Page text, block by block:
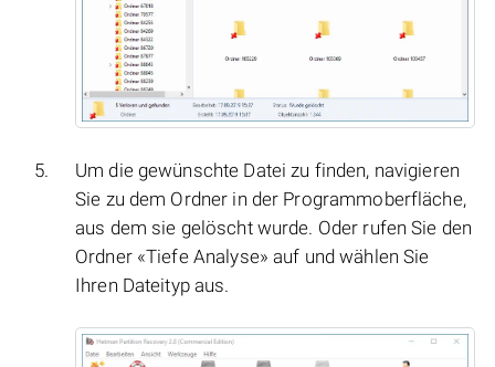
Um die gewünschte Datei zu finden, navigieren
Sie zu dem Ordner in der Programmoberfläche,
aus dem sie gelöscht wurde. Oder rufen Sie den
Ordner «Tiefe Analyse» auf und wählen Sie
Ihren Dateityp aus.